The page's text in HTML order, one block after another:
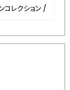
コレクション /